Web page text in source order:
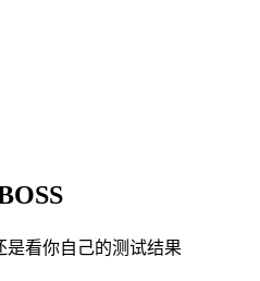
是看你自己的测试结果